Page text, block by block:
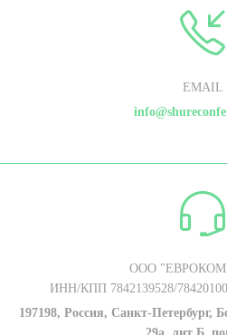
EMAIL
ООО
ИНН/КПП 7842139528/
197198, Россия, Санкт-Петербург,